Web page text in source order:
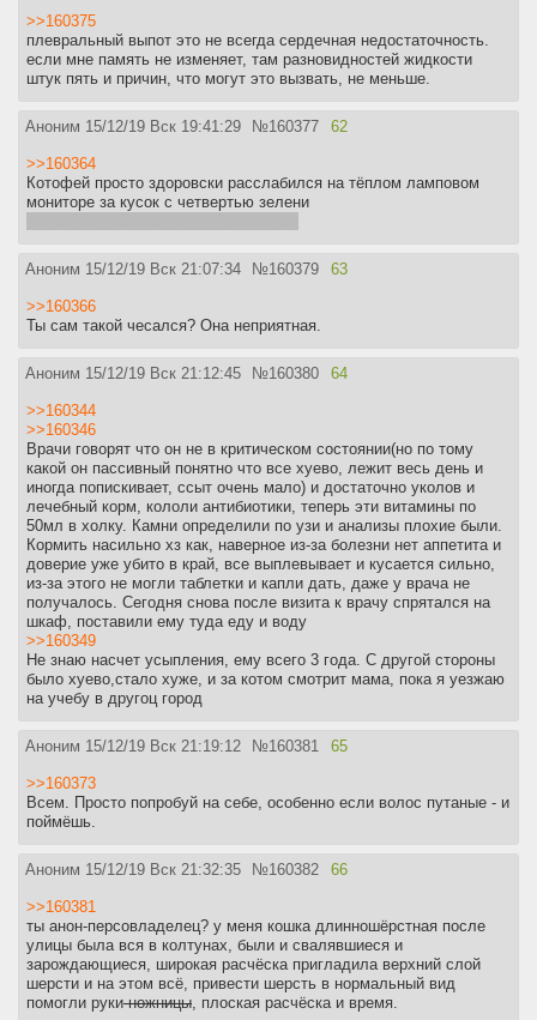
>>160375
плевральный выпот это не всегда сердечная недостаточность.
если мне память не изменяет, там разновидностей жидкости
штук пять и причин, что могут это вызвать, не меньше.
Аноним 15/12/19 Вск 19:41:29 №160377 62
>>160364
Котофей просто здоровски расслабился на тёплом ламповом
мониторе за кусок с четвертью зелени
Аноним 15/12/19 Вск 21:07:34 №160379 63
>>160366
Ты сам такой чесался? Она неприятная.
Аноним 15/12/19 Вск 21:12:45 №160380 64
>>160344
>>160346
Врачи говорят что он не в критическом состоянии(но по тому
какой он пассивный понятно что все хуево, лежит весь день и
иногда попискивает, ссыт очень мало) и достаточно уколов и
лечебный корм, кололи антибиотики, теперь эти витамины по
50мл в холку. Камни определили по узи и анализы плохие были.
Кормить насильно хз как, наверное из-за болезни нет аппетита и
доверие уже убито в край, все выплевывает и кусается сильно,
из-за этого не могли таблетки и капли дать, даже у врача не
получалось. Сегодня снова после визита к врачу спрятался на
шкаф, поставили ему туда еду и воду
>>160349
Не знаю насчет усыпления, ему всего 3 года. С другой стороны
было хуево,стало хуже, и за котом смотрит мама, пока я уезжаю
на учебу в другоц город
Аноним 15/12/19 Вск 21:19:12 №160381 65
>>160373
Всем. Просто попробуй на себе, особенно если волос путаные - и
поймёшь.
Аноним 15/12/19 Вск 21:32:35 №160382 66
>>160381
ты анон-персовладелец? у меня кошка длинношёрстная после
улицы была вся в колтунах, были и свалявшиеся и
зарождающиеся, широкая расчёска пригладила верхний слой
шерсти и на этом всё, привести шерсть в нормальный вид
помогли руки-ножницы , плоская расчёска и время.